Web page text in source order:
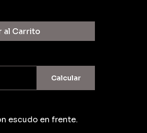
al Carrito
Calcular
escudo en frente.